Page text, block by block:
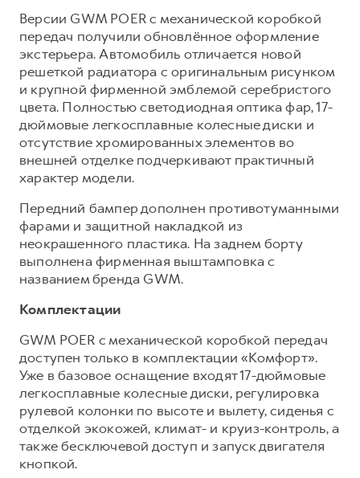
Версии GWM POER с механической коробкой
передач получили обновлённое оформление
экстерьера. Автомобиль отличается новой
решеткой радиатора с оригинальным рисунком
и крупной фирменной эмблемой серебристого
цвета. Полностью светодиодная оптика фар, 17-
дюймовые легкосплавные колесные диски и
отсутствие хромированных элементов во
внешней отделке подчеркивают практичный
характер модели.
Передний бампер дополнен противотуманными
фарами и защитной накладкой из
неокрашенного пластика. На заднем борту
выполнена фирменная выштамповка с
названием бренда GWM.
Комплектации
GWM POER с механической коробкой передач
доступен только в комплектации «Комфорт».
Уже в базовое оснащение входят 17-дюймовые
легкосплавные колесные диски, регулировка
рулевой колонки по высоте и вылету, сиденья с
отделкой экокожей, климат- и круиз-контроль, а
также бесключевой доступ и запуск двигателя
кнопкой.